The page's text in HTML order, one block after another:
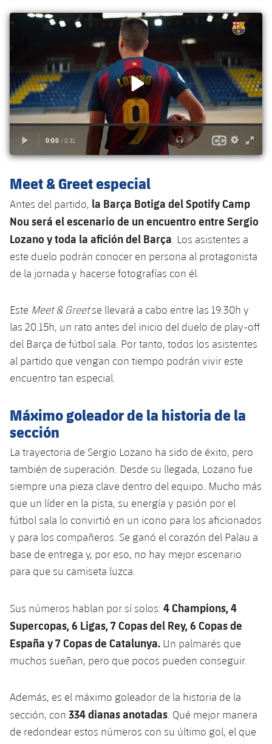
Palmarés
Masculino
Agenda
Actualidad
Calendario
Resultados
Clasificaciones
Hockey sobre hielo
plusicon
más
Jugadores
Calendario
Resultados
Hockey hierba
plusicon
más
Noticias
Hockey Hierba Masculino
Hockey Hierba Femenino
Patinaje artístico
plusicon
más
Actualidad
Plantilla
Agenda
Escuela de Patinaje
plusicon
más
Actualidad
Jugadores
Calendario
Resultados
Fotos
Voleibol
plusicon
más
Noticias
Voleibol masculino
Voleibol femenino
Apúntate a las amateurs
plusicon
más
Apúntate a las amateurs
Carnet de las Secciones Amateurs
PLUSICON
MÁS
League of Legends
VALORANT Rising
VALORANT Game Changers
Meet & Greet especial
Antes del partido, la Barça Botiga del Spotify Camp
Nou será el escenario de un encuentro entre Sergio
Lozano y toda la afición del Barça . Los asistentes a
este duelo podrán conocer en persona al protagonista
de la jornada y hacerse fotografías con él.
Este Meet & Greetse llevará a cabo entre las 19.30h y
las 20.15h, un rato antes del inicio del duelo de play-off
del Barça de fútbol sala. Por tanto, todos los asistentes
al partido que vengan con tiempo podrán vivir este
encuentro tan especial.
Máximo goleador de la historia de la
sección
La trayectoria de Sergio Lozano ha sido de éxito, pero
también de superación. Desde su llegada, Lozano fue
siempre una pieza clave dentro del equipo. Mucho más
que un líder en la pista, su energía y pasión por el
fútbol sala lo convirtió en un icono para los aficionados
y para los compañeros. Se ganó el corazón del Palau a
base de entrega y, por eso, no hay mejor escenario
para que su camiseta luzca.
Sus números hablan por sí solos: 4 Champions, 4
Supercopas, 6 Ligas, 7 Copas del Rey, 6 Copas de
España y 7 Copas de Catalunya. Un palmarés que
muchos sueñan, pero que pocos pueden conseguir.
Además, es el máximo goleador de la historia de la
sección, con 334 dianas anotadas . Qué mejor manera
de redondear estos números con su último gol, el que